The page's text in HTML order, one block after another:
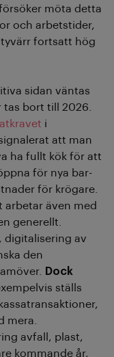
möta detta
och arbetstider,
fortsatt hög
sidan väntas
bort till 2026.
i
att man
ha fullt kök för att
för nya bar-
för krögare.
arbetar även med
generellt.
digitalisering av
den
Dock
ställs
mera.
avfall, plast,
kommande år,